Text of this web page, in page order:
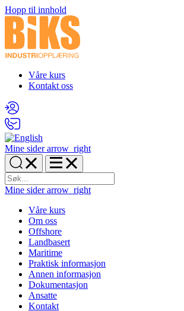
Hopp til innhold
Våre kurs
Kontakt oss
Mine sider arrow_right
Mine sider arrow_right
Våre kurs
Om oss
Offshore
Landbasert
Maritime
Praktisk informasjon
Annen informasjon
Dokumentasjon
Ansatte
Kontakt